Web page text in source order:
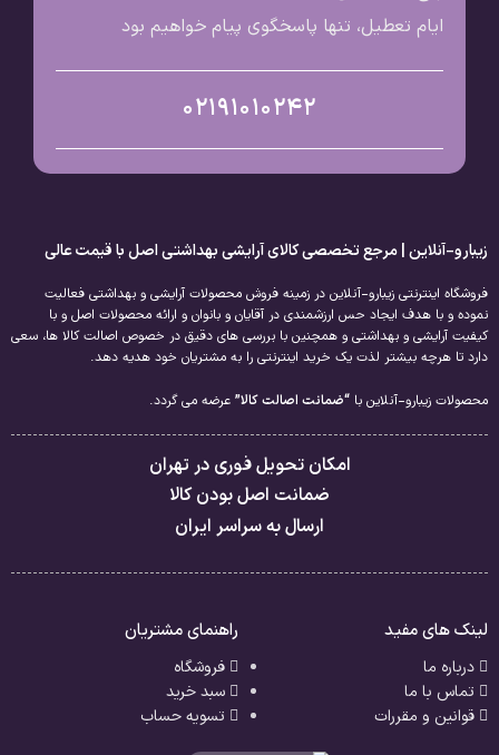
ایام تعطیل، تنها پاسخگوی پیام خواهیم بود
02191010242
زیبارو-آنلاین | مرجع تخصصی کالای آرایشی بهداشتی اصل با قیمت عالی
فروشگاه اینترنتی زیبارو-آنلاین در زمینه فروش محصولات آرایشی و بهداشتی فعالیت
نموده و با هدف ایجاد حس ارزشمندی در آقایان و بانوان و ارائه محصولات اصل و با
کیفیت آرایشی و بهداشتی و همچنین با بررسی های دقیق در خصوص اصالت کالا ها، سعی
دارد تا هرچه بیشتر لذت یک خرید اینترنتی را به مشتریان خود هدیه دهد.
محصولات زیبارو-آنلاین با “ضمانت اصالت کالا” عرضه می گردد.
امکان تحویل فوری در تهران
ضمانت اصل بودن کالا
ارسال به سراسر ایران
لینک های مفید
درباره ما
تماس با ما
قوانین و مقررات
راهنمای مشتریان
فروشگاه
سبد خرید
تسویه حساب